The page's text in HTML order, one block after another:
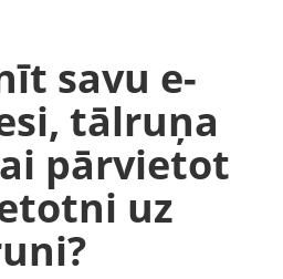
savu e-
tālruņa
pārvietot
uz